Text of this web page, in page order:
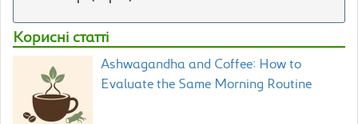
Корисні статті
Ashwagandha and Coffee: How to
Evaluate the Same Morning Routine